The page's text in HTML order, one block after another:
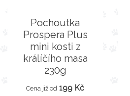
Pochoutka
Prospera Plus
mini kosti z
králíčího masa
230g
Cena již od 199 Kč